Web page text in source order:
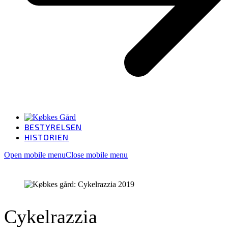
BESTYRELSEN
HISTORIEN
Open mobile menuClose mobile menu
Cykelrazzia